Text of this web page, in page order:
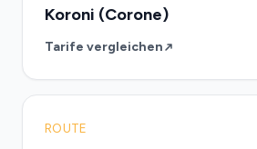
Koroni (Corone)
Tarife vergleichen
ROUTE